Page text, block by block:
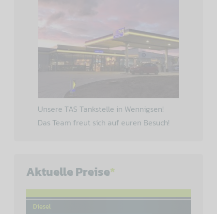
Unsere TAS Tankstelle in Wennigsen!
Das Team freut sich auf euren Besuch!
Aktuelle Preise*
Diesel